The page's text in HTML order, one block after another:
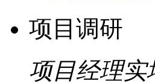
项目调研
项目经理实